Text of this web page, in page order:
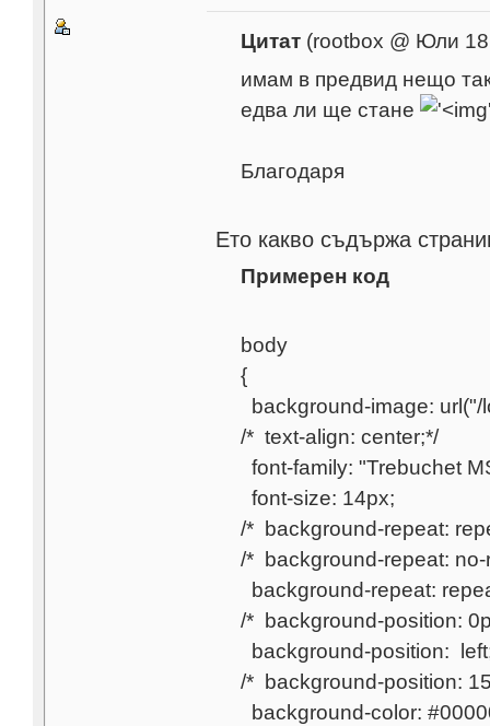
Цитат(rootbox @ Юли
имам в предвид нещо
едва ли ще стане
Благодаря
Ето какво съдържа
Примерен код
body
{
background-image: url("/
/* text-align: center;*/
font-family: "Trebuchet
font-size: 14px;
/* background-repeat:
/* background-repeat: no-
background-repeat:
/* background-position:
background-position:
/* background-position:
background-color: